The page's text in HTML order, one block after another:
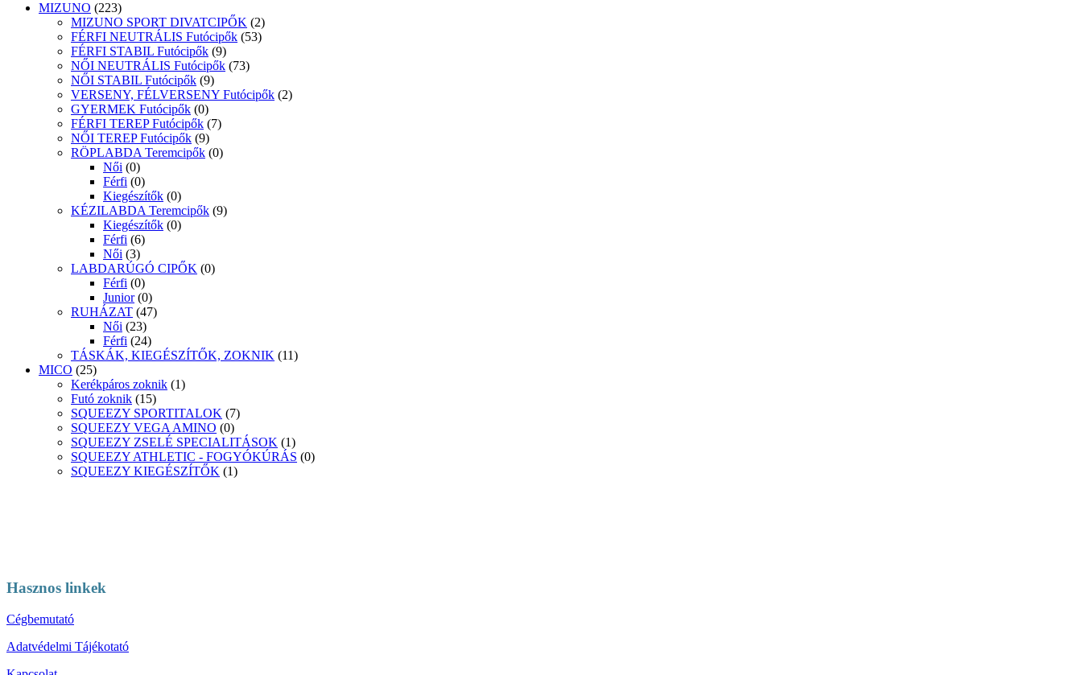
MIZUNO (223)
MIZUNO SPORT DIVATCIPŐK (2)
FÉRFI NEUTRÁLIS Futócipők (53)
FÉRFI STABIL Futócipők (9)
NŐI NEUTRÁLIS Futócipők (73)
NŐI STABIL Futócipők (9)
VERSENY, FÉLVERSENY Futócipők (2)
GYERMEK Futócipők (0)
FÉRFI TEREP Futócipők (7)
NŐI TEREP Futócipők (9)
RÖPLABDA Teremcipők (0)
Női (0)
Férfi (0)
Kiegészítők (0)
KÉZILABDA Teremcipők (9)
Kiegészítők (0)
Férfi (6)
Női (3)
LABDARÚGÓ CIPŐK (0)
Férfi (0)
Junior (0)
RUHÁZAT (47)
Női (23)
Férfi (24)
TÁSKÁK, KIEGÉSZÍTŐK, ZOKNIK (11)
MICO (25)
Kerékpáros zoknik (1)
Futó zoknik (15)
SQUEEZY SPORTITALOK (7)
SQUEEZY VEGA AMINO (0)
SQUEEZY ZSELÉ SPECIALITÁSOK (1)
SQUEEZY ATHLETIC - FOGYÓKÚRÁS (0)
SQUEEZY KIEGÉSZÍTŐK (1)
Hasznos linkek
Cégbemutató
Adatvédelmi Tájékotató